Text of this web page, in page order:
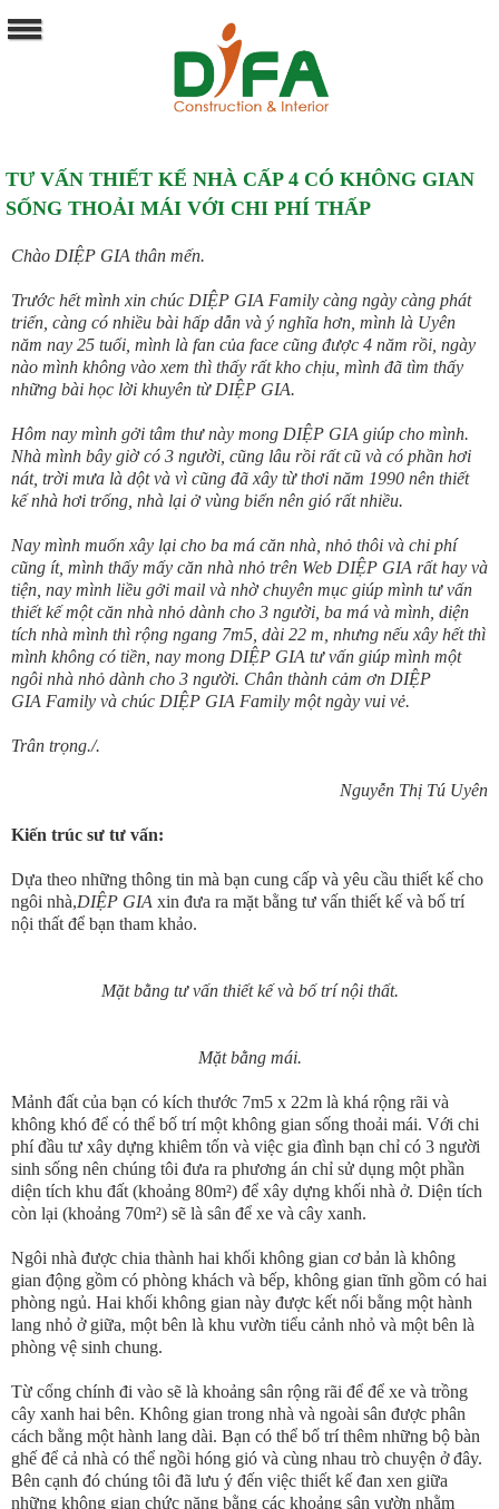
TƯ VẤN THIẾT KẾ NHÀ CẤP 4 CÓ KHÔNG GIAN
SỐNG THOẢI MÁI VỚI CHI PHÍ THẤP
Chào DIỆP GIA thân mến.
Trước hết mình xin chúc DIỆP GIA Family càng ngày càng phát
triển, càng có nhiều bài hấp dẫn và ý nghĩa hơn, mình là Uyên
năm nay 25 tuổi, mình là fan của face cũng được 4 năm rồi, ngày
nào mình không vào xem thì thấy rất kho chịu, mình đã tìm thấy
những bài học lời khuyên từ DIỆP GIA.
Hôm nay mình gởi tâm thư này mong DIỆP GIA giúp cho mình.
Nhà mình bây giờ có 3 người, cũng lâu rồi rất cũ và có phần hơi
nát, trời mưa là dột và vì cũng đã xây từ thơi năm 1990 nên thiết
kế nhà hơi trống, nhà lại ở vùng biển nên gió rất nhiều.
Nay mình muốn xây lại cho ba má căn nhà, nhỏ thôi và chi phí
cũng ít, mình thấy mấy căn nhà nhỏ trên Web DIỆP GIA rất hay và
tiện, nay mình liều gởi mail và nhờ chuyên mục giúp mình tư vấn
thiết kế một căn nhà nhỏ dành cho 3 người, ba má và mình, diện
tích nhà mình thì rộng ngang 7m5, dài 22 m, nhưng nếu xây hết thì
mình không có tiền, nay mong DIỆP GIA tư vấn giúp mình một
ngôi nhà nhỏ dành cho 3 người. Chân thành cảm ơn DIỆP
GIA Family và chúc DIỆP GIA Family một ngày vui vẻ.
Trân trọng./.
Nguyễn Thị Tú Uyên
Kiến trúc sư tư vấn:
Dựa theo những thông tin mà bạn cung cấp và yêu cầu thiết kế cho
ngôi nhà,DIỆP GIA xin đưa ra mặt bằng tư vấn thiết kế và bố trí
nội thất để bạn tham khảo.
Mặt bằng tư vấn thiết kế và bố trí nội thất.
Mặt bằng mái.
Mảnh đất của bạn có kích thước 7m5 x 22m là khá rộng rãi và
không khó để có thể bố trí một không gian sống thoải mái. Với chi
phí đầu tư xây dựng khiêm tốn và việc gia đình bạn chỉ có 3 người
sinh sống nên chúng tôi đưa ra phương án chỉ sử dụng một phần
diện tích khu đất (khoảng 80m²) để xây dựng khối nhà ở. Diện tích
còn lại (khoảng 70m²) sẽ là sân để xe và cây xanh.
Ngôi nhà được chia thành hai khối không gian cơ bản là không
gian động gồm có phòng khách và bếp, không gian tĩnh gồm có hai
phòng ngủ. Hai khối không gian này được kết nối bằng một hành
lang nhỏ ở giữa, một bên là khu vườn tiểu cảnh nhỏ và một bên là
phòng vệ sinh chung.
Từ cổng chính đi vào sẽ là khoảng sân rộng rãi để để xe và trồng
cây xanh hai bên. Không gian trong nhà và ngoài sân được phân
cách bằng một hành lang dài. Bạn có thể bố trí thêm những bộ bàn
ghế để cả nhà có thể ngồi hóng gió và cùng nhau trò chuyện ở đây.
Bên cạnh đó chúng tôi đã lưu ý đến việc thiết kế đan xen giữa
những không gian chức năng bằng các khoảng sân vườn nhằm